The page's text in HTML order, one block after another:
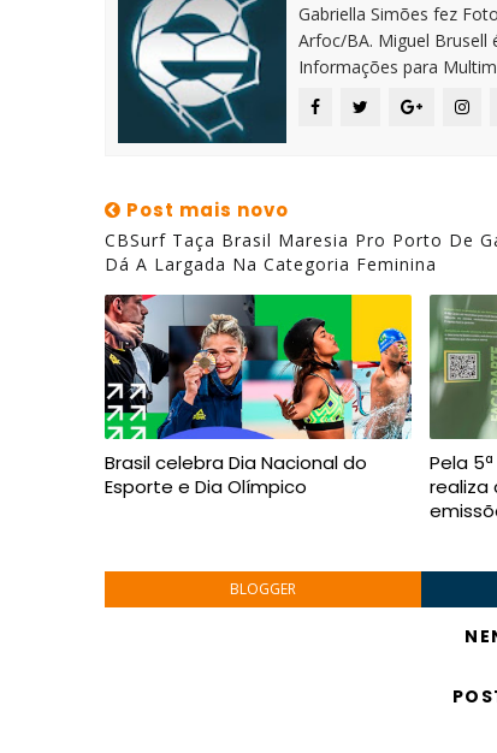
Gabriella Simões fez
Arfoc/BA. Miguel Brusell
Informações para
Post mais novo
CBSurf Taça Brasil Maresia Pro Porto De
Dá A Largada Na Categoria Feminina
Brasil celebra Dia Nacional do
Esporte e Dia Olímpico
Pela
realiza
BLOGGER